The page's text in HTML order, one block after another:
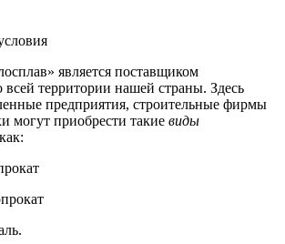
является поставщиком
всей территории нашей страны. Здесь
предприятия, строительные фирмы
могут приобрести такие виды